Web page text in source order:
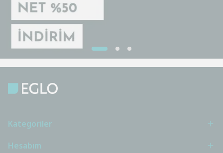
Kategoriler
Hesabım